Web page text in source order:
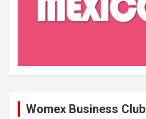
Womex Business Club